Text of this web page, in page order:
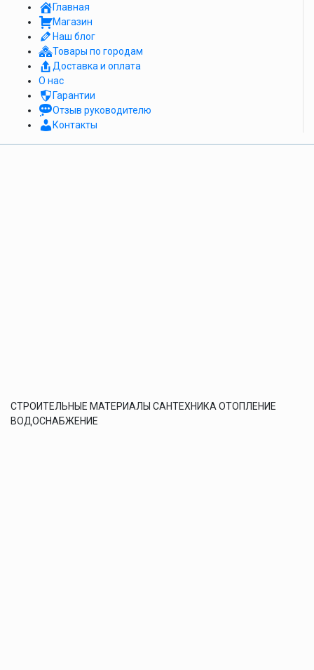
Главная
Магазин
Наш блог
Товары по городам
Доставка и оплата
О нас
Гарантии
Отзыв руководителю
Контакты
СТРОИТЕЛЬНЫЕ МАТЕРИАЛЫ САНТЕХНИКА ОТОПЛЕНИЕ
ВОДОСНАБЖЕНИЕ